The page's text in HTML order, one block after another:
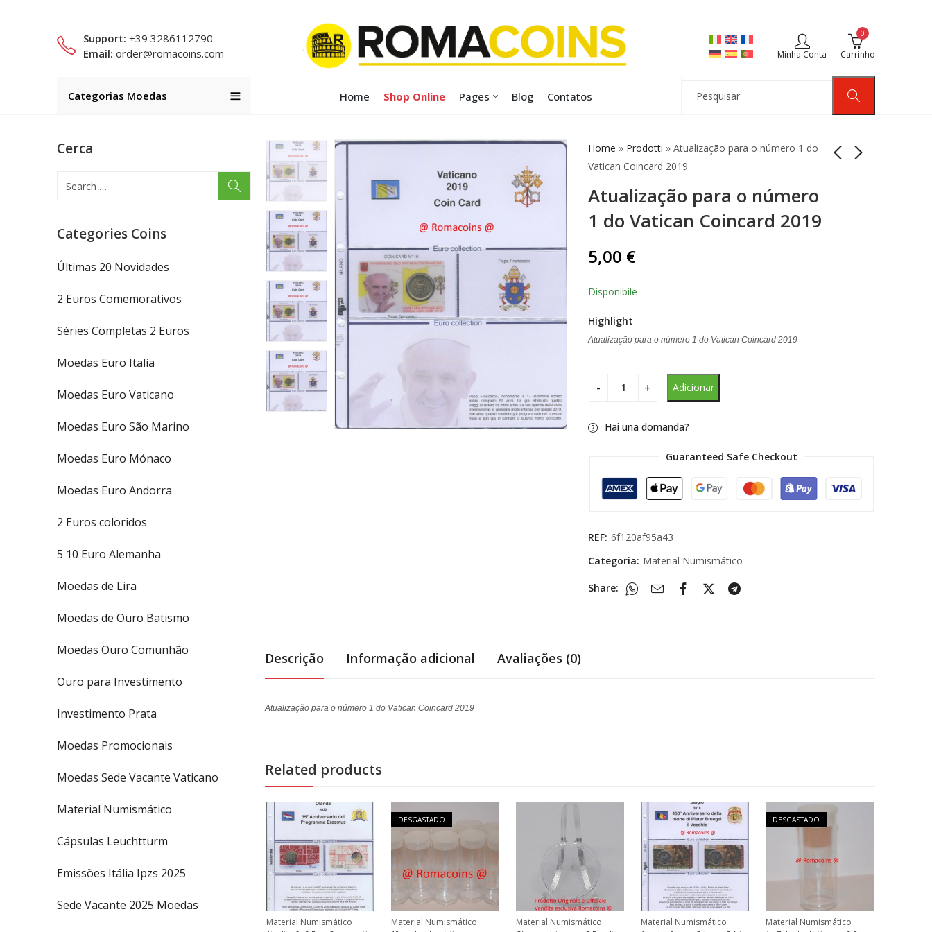
Support: +39 3286112790
Email: order@romacoins.com Minha Conta
0
Carrinho
Categorias Moedas Home Shop Online Pages Blog Contatos
Home » Prodotti » Atualização para o número 1 do
Vatican Coincard 2019
Atualização para o número
1 do Vatican Coincard 2019
Atualização do
número 2 do cartão
de moedas do
Atualização da
Coincard Belgium
2023 Número 2
5,00 €
Disponibile
Highlight
Atualização para o número 1 do Vatican Coincard 2019
Adicionar
Hai una domanda?
Guaranteed Safe Checkout
REF: 6f120af95a43
Categoria: Material Numismático
Share:
Descrição Informação adicional Avaliações (0)
Atualização para o número 1 do Vatican Coincard 2019
Related products
Material Numismático
DESGASTADO
Material Numismático Material Numismático Material Numismático
DESGASTADO
Material Numismático
Cerca
Categories Coins
Últimas 20 Novidades
2 Euros Comemorativos
Séries Completas 2 Euros
Moedas Euro Italia
Moedas Euro Vaticano
Moedas Euro São Marino
Moedas Euro Mónaco
Moedas Euro Andorra
2 Euros coloridos
5 10 Euro Alemanha
Moedas de Lira
Moedas de Ouro Batismo
Moedas Ouro Comunhão
Ouro para Investimento
Investimento Prata
Moedas Promocionais
Moedas Sede Vacante Vaticano
Material Numismático
Cápsulas Leuchtturm
Emissões Itália Ipzs 2025
Sede Vacante 2025 Moedas